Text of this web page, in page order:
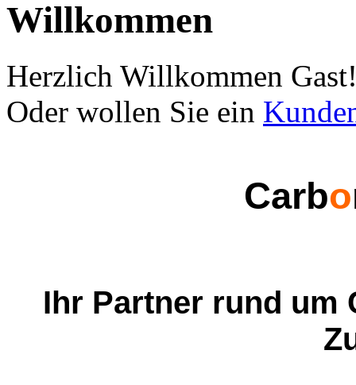
Willkommen
Herzlich Willkommen
Oder wollen Sie ein
Carbo
Ihr Partner rund um